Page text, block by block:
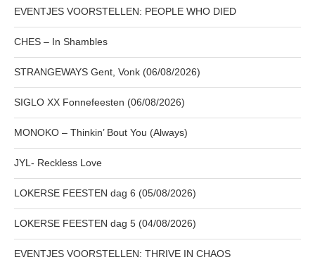
EVENTJES VOORSTELLEN: PEOPLE WHO DIED
CHES – In Shambles
STRANGEWAYS Gent, Vonk (06/08/2026)
SIGLO XX Fonnefeesten (06/08/2026)
MONOKO – Thinkin’ Bout You (Always)
JYL- Reckless Love
LOKERSE FEESTEN dag 6 (05/08/2026)
LOKERSE FEESTEN dag 5 (04/08/2026)
EVENTJES VOORSTELLEN: THRIVE IN CHAOS